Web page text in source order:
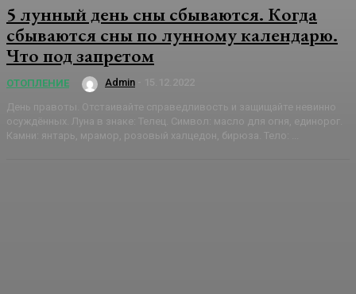
5 лунный день сны сбываются. Когда
сбываются сны по лунному календарю.
Что под запретом
ОТОПЛЕНИЕ Admin
День правоты. Отстаивайте справедливость и защищайте невинно
осуждённых. Луна в знаке: Телец. Символ: масло для огня, единорог.
Камни: янтарь, мрамор, розовый халцедон, бирюза. Тело: ...